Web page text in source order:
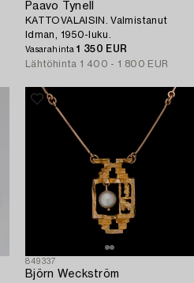
Paavo Tynell
KATTOVALAISIN. Valmistanut
Idman, 1950-luku.
Vasarahinta1 350 EUR
Lähtöhinta 1 400 - 1 800 EUR
849337
Björn Weckström